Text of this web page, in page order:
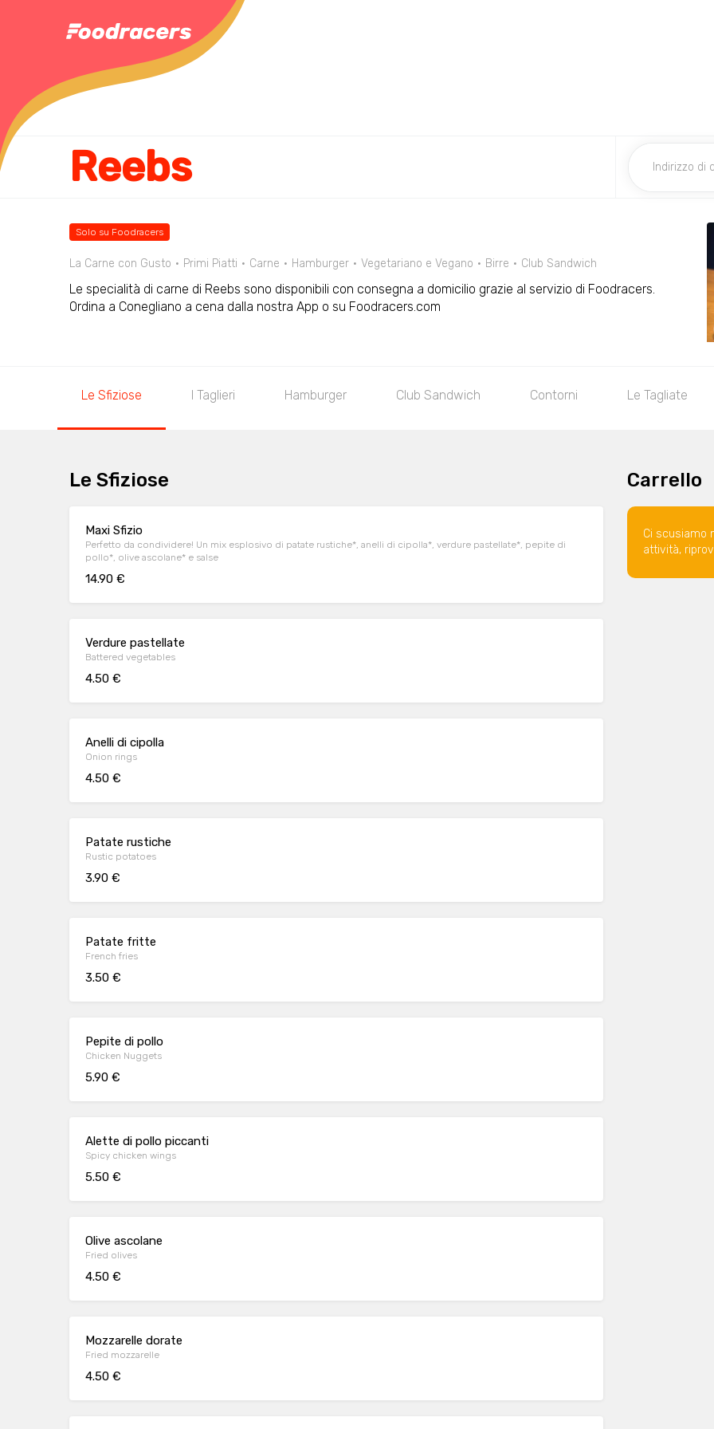
Reebs
Solo su Foodracers
La Carne con Gusto Primi Piatti Carne Hamburger Vegetariano e Vegano Birre Club Sandwich
Le specialità di carne di Reebs sono disponibili con consegna a domicilio grazie al servizio di Foodracers.
Ordina a Conegliano a cena dalla nostra App o su Foodracers.com
Le Sfiziose I Taglieri Hamburger Club Sandwich Contorni Le Tagliate
Le Sfiziose
Maxi Sfizio
Perfetto da condividere! Un mix esplosivo di patate rustiche*, anelli di cipolla*, verdure pastellate*, pepite di
pollo*, olive ascolane* e salse
14.90 €
Verdure pastellate
Battered vegetables
4.50 €
Anelli di cipolla
Onion rings
4.50 €
Patate rustiche
Rustic potatoes
3.90 €
Patate fritte
French fries
3.50 €
Pepite di pollo
Chicken Nuggets
5.90 €
Alette di pollo piccanti
Spicy chicken wings
5.50 €
Olive ascolane
Fried olives
4.50 €
Mozzarelle dorate
Fried mozzarelle
4.50 €
Carrello
Ci scusiamo
attività,